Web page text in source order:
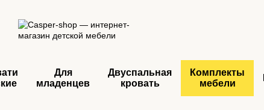
Для
младенцев
Двуспальная
кровать
Комплекты
мебели